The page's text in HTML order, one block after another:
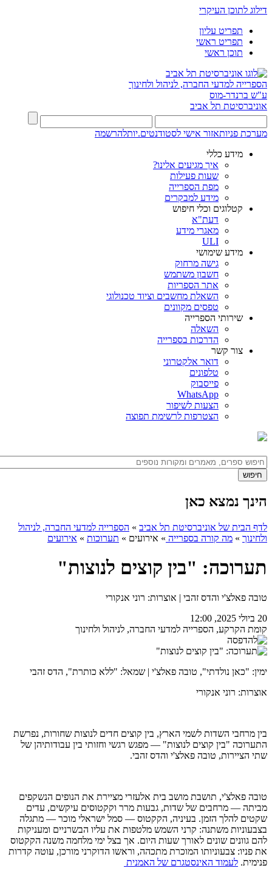
דילוג לתוכן העיקרי
תפריט עליון
תפריט ראשי
תוכן ראשי
הספרייה למדעי החברה, לניהול ולחינוך
ע"ש ברנדר-מוס
אוניברסיטת תל אביב
מערכת פניותאזור אישי לסטודנטים.יותלהרשמה
מידע כללי
איך מגיעים אלינו?
שעות פעילות
מפת הספרייה
מידע למבקרים
קטלוגים וכלי חיפוש
דעת"א
מאגרי מידע
ULI
מידע שימושי
גישה מרחוק
חשבון משתמש
אתר הספריות
השאלת מחשבים וציוד טכנולוגי
טפסים מקוונים
שירותי הספרייה
השאלה
הדרכות בספרייה
צור קשר
דואר אלקטרוני
טלפונים
פייסבוק
WhatsApp
הצעות לשיפור
הצטרפות לרשימת תפוצה
הינך נמצא כאן
לדף הבית של אוניברסיטת תל אביב » הספרייה למדעי החברה, לניהול
ולחינוך » מה קורה בספרייה » אירועים » תערוכות » אירועים
תערוכה: "בין קוצים לנוצות"
טובה פאלצ'י והדס זהבי | אוצרות: רוני אנקורי
20 ביולי 2025, 12:00
קומת הקרקע, הספרייה למדעי החברה, לניהול ולחינוך
ימין: "כאן נולדתי", טובה פאלצ'י | שמאל: "ללא כותרת", הדס זהבי
אוצרות: רוני אנקורי
בין מרחבי השדות לשמי הארץ, בין קוצים חדים לנוצות שחורות, נפרשת
התערוכה "בין קוצים לנוצות" — מפגש רגשי וחזותי בין עבודותיהן של
שתי הציירות, טובה פאלצ'י והדס זהבי.
טובה פאלצ'י, תושבת מושב בית אלעזרי מציירת את הנופים הנשקפים
מביתה — מרחבים של שדות, גבעות מרר וקקטוסים עיקשים, עדים
שקטים להלך הזמן. בעיניה, הקקטוס — סמל ישראלי מוכר — מתגלה
בצבעוניות משתנה: קרני השמש מלטפות את עליו הבשרניים ומעניקות
להם גוונים שונים לאורך שעות היום. אך בצל ימי מלחמה משנה הקקטוס
את פניו: צבעוניותו המוכרת מתכהה, וראשו הדוקרני מורכן, עוטה קדרות
פנימית. לעמוד האינסטגרם של האמנית